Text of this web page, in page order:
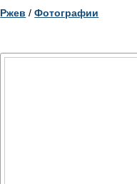
Ржев /Фотографии